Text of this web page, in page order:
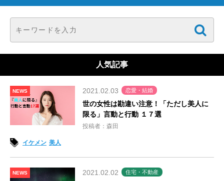
人気記事
NEWS 2021.02.03 恋愛・結婚
世の女性は勘違い注意！「ただし美人に
限る」言動と行動 １７選
投稿者：森田
イケメン 美人
NEWS 2021.02.02 住宅・不動産